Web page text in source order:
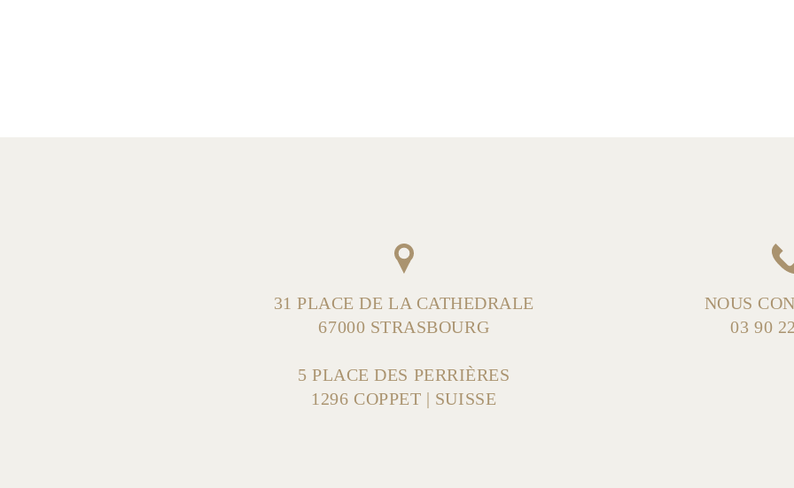
31 PLACE DE LA CATHEDRALE
67000 STRASBOURG
5 PLACE DES PERRIÈRES
1296 COPPET | SUISSE
NOUS
03 90